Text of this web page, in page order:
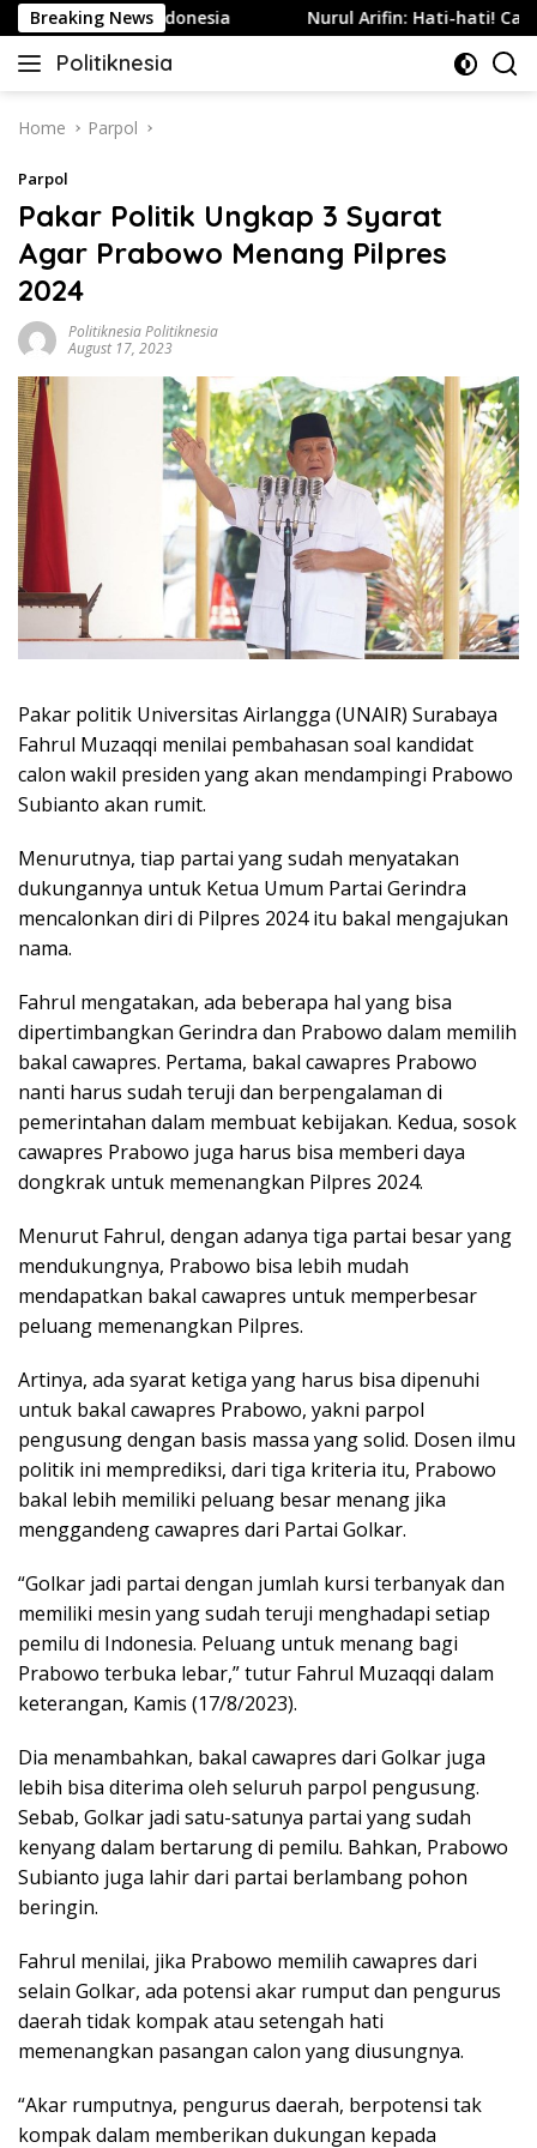
Skip
to
content
Breaking News
Tetap di Indonesia Nurul Arifin: Hati-hati! Candid
Politiknesia
Politiknesia.com
Home Parpol
Parpol
Pakar Politik Ungkap 3 Syarat
Agar Prabowo Menang Pilpres
2024
Politiknesia Politiknesia
August 17, 2023
Pakar politik Universitas Airlangga (UNAIR) Surabaya
Fahrul Muzaqqi menilai pembahasan soal kandidat
calon wakil presiden yang akan mendampingi Prabowo
Subianto akan rumit.
Menurutnya, tiap partai yang sudah menyatakan
dukungannya untuk Ketua Umum Partai Gerindra
mencalonkan diri di Pilpres 2024 itu bakal mengajukan
nama.
Fahrul mengatakan, ada beberapa hal yang bisa
dipertimbangkan Gerindra dan Prabowo dalam memilih
bakal cawapres. Pertama, bakal cawapres Prabowo
nanti harus sudah teruji dan berpengalaman di
pemerintahan dalam membuat kebijakan. Kedua, sosok
cawapres Prabowo juga harus bisa memberi daya
dongkrak untuk memenangkan Pilpres 2024.
Menurut Fahrul, dengan adanya tiga partai besar yang
mendukungnya, Prabowo bisa lebih mudah
mendapatkan bakal cawapres untuk memperbesar
peluang memenangkan Pilpres.
Artinya, ada syarat ketiga yang harus bisa dipenuhi
untuk bakal cawapres Prabowo, yakni parpol
pengusung dengan basis massa yang solid. Dosen ilmu
politik ini memprediksi, dari tiga kriteria itu, Prabowo
bakal lebih memiliki peluang besar menang jika
menggandeng cawapres dari Partai Golkar.
“Golkar jadi partai dengan jumlah kursi terbanyak dan
memiliki mesin yang sudah teruji menghadapi setiap
pemilu di Indonesia. Peluang untuk menang bagi
Prabowo terbuka lebar,” tutur Fahrul Muzaqqi dalam
keterangan, Kamis (17/8/2023).
Dia menambahkan, bakal cawapres dari Golkar juga
lebih bisa diterima oleh seluruh parpol pengusung.
Sebab, Golkar jadi satu-satunya partai yang sudah
kenyang dalam bertarung di pemilu. Bahkan, Prabowo
Subianto juga lahir dari partai berlambang pohon
beringin.
Fahrul menilai, jika Prabowo memilih cawapres dari
selain Golkar, ada potensi akar rumput dan pengurus
daerah tidak kompak atau setengah hati
memenangkan pasangan calon yang diusungnya.
“Akar rumputnya, pengurus daerah, berpotensi tak
kompak dalam memberikan dukungan kepada